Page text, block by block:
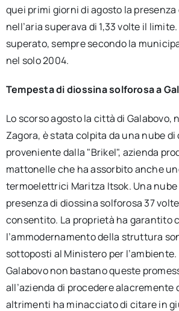
quei primi giorni di agosto la
nell’aria superava di 1,33 volte il
superato, sempre secondo la
nel solo 2004.
Tempesta di diossina solforosa a
Lo scorso agosto la città di Galabovo,
Zagora, è stata colpita da una nube di
proveniente dalla "Brikel", azienda
mattonelle che ha assorbito anche
termoelettrici Maritza Itsok. Una
presenza di diossina solforosa 37
consentito. La proprietà ha garantito
l’ammodernamento della struttura
sottoposti al Ministero per l’ambiente.
Galabovo non bastano queste
all’azienda di procedere alacremente
altrimenti ha minacciato di citare in